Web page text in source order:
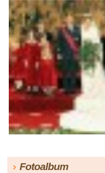
Fotoalbum